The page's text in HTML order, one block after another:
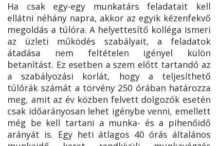
Ha csak egy-egy munkatárs feladatait kell
ellátni néhány napra, akkor az egyik kézenfekvő
megoldás a túlóra. A helyettesítő kolléga ismeri
az üzleti működés szabályait, a feladatok
átadása nem feltételen igényel külön
betanítást. Ez esetben a szem előtt tartandó az
a szabályozási korlát, hogy a teljesíthető
túlórák számát a törvény 250 órában határozza
meg, amit az év közben felvett dolgozók esetén
csak időarányosan lehet igénybe venni, emellett
még be kell tartani a munka- és a pihenőidő
arányát is. Egy heti átlagos 40 órás általános